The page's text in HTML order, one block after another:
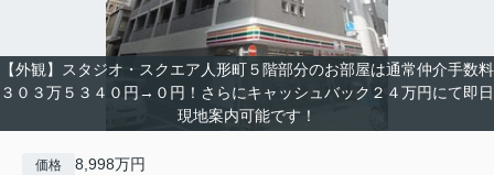
【外観】スタジオ・スクエア人形町５階部分のお部屋は通常仲介手数料
３０３万５３４０円→０円！さらにキャッシュバック２４万円にて即日
現地案内可能です！
価格 8,998万円